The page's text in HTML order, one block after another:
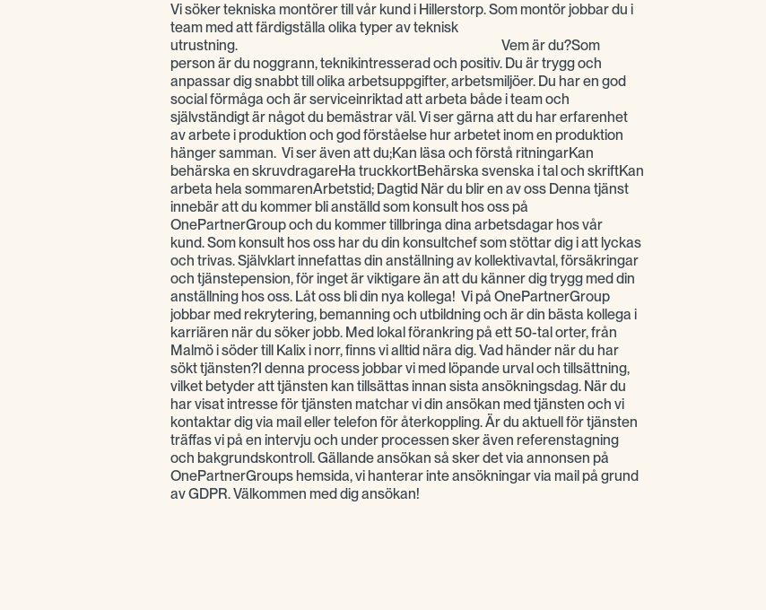
Vi söker tekniska montörer till vår kund i Hillerstorp. Som montör jobbar du i
team med att färdigställa olika typer av teknisk
utrustning. Vem är du?Som
person är du noggrann, teknikintresserad och positiv. Du är trygg och
anpassar dig snabbt till olika arbetsuppgifter, arbetsmiljöer. Du har en god
social förmåga och är serviceinriktad att arbeta både i team och
självständigt är något du bemästrar väl. Vi ser gärna att du har erfarenhet
av arbete i produktion och god förståelse hur arbetet inom en produktion
hänger samman. Vi ser även att du;Kan läsa och förstå ritningarKan
behärska en skruvdragareHa truckkortBehärska svenska i tal och skriftKan
arbeta hela sommarenArbetstid; Dagtid När du blir en av oss Denna tjänst
innebär att du kommer bli anställd som konsult hos oss på
OnePartnerGroup och du kommer tillbringa dina arbetsdagar hos vår
kund. Som konsult hos oss har du din konsultchef som stöttar dig i att lyckas
och trivas. Självklart innefattas din anställning av kollektivavtal, försäkringar
och tjänstepension, för inget är viktigare än att du känner dig trygg med din
anställning hos oss. Låt oss bli din nya kollega! Vi på OnePartnerGroup
jobbar med rekrytering, bemanning och utbildning och är din bästa kollega i
karriären när du söker jobb. Med lokal förankring på ett 50-tal orter, från
Malmö i söder till Kalix i norr, finns vi alltid nära dig. Vad händer när du har
sökt tjänsten?I denna process jobbar vi med löpande urval och tillsättning,
vilket betyder att tjänsten kan tillsättas innan sista ansökningsdag. När du
har visat intresse för tjänsten matchar vi din ansökan med tjänsten och vi
kontaktar dig via mail eller telefon för återkoppling. Är du aktuell för tjänsten
träffas vi på en intervju och under processen sker även referenstagning
och bakgrundskontroll. Gällande ansökan så sker det via annonsen på
OnePartnerGroups hemsida, vi hanterar inte ansökningar via mail på grund
av GDPR. Välkommen med dig ansökan!